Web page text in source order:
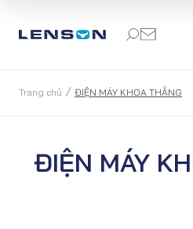
Trang chủ / ĐIỆN MÁY KHOA THẮNG
ĐIỆN MÁY